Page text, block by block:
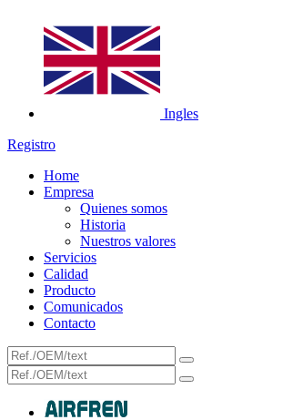
Ingles
Registro
Home
Empresa
Quienes somos
Historia
Nuestros valores
Servicios
Calidad
Producto
Comunicados
Contacto